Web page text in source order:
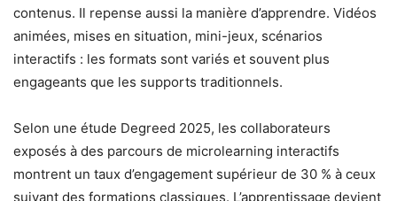
contenus. Il repense aussi la manière d’apprendre. Vidéos
animées, mises en situation, mini-jeux, scénarios
interactifs : les formats sont variés et souvent plus
engageants que les supports traditionnels.
Selon une étude Degreed 2025, les collaborateurs
exposés à des parcours de microlearning interactifs
montrent un taux d’engagement supérieur de 30 % à ceux
suivant des formations classiques. L’apprentissage devient